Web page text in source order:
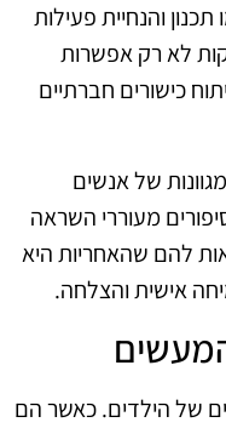
והנחיית פעילות
לא רק אפשרות
כישורים חברתיים
של אנשים
מעוררי השראה
להם שהאחריות היא
אישית והצלחה.
של הילדים. כאשר הם